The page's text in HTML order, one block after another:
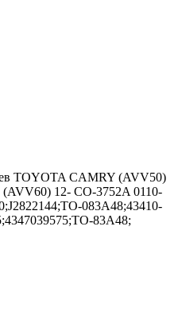
TOYOTA CAMRY (AVV50)
12- CO-3752A 0110-
083A48;43410-
83A48;